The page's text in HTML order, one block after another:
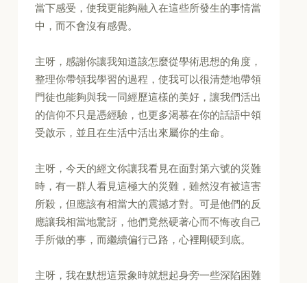
當下感受，使我更能夠融入在這些所發生的事情當
中，而不會沒有感覺。
主呀，感謝你讓我知道該怎麼從學術思想的角度，
整理你帶領我學習的過程，使我可以很清楚地帶領
門徒也能夠與我一同經歷這樣的美好，讓我們活出
的信仰不只是憑經驗，也更多渴慕在你的話語中領
受啟示，並且在生活中活出來屬你的生命。
主呀，今天的經文你讓我看見在面對第六號的災難
時，有一群人看見這極大的災難，雖然沒有被這害
所殺，但應該有相當大的震撼才對。可是他們的反
應讓我相當地驚訝，他們竟然硬著心而不悔改自己
手所做的事，而繼續偏行己路，心裡剛硬到底。
主呀，我在默想這景象時就想起身旁一些深陷困難